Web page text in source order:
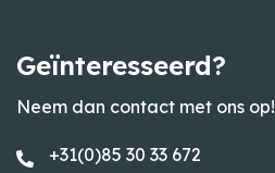
Geïnteresseerd?
Neem dan contact met ons op!
+31(0)85 30 33 672